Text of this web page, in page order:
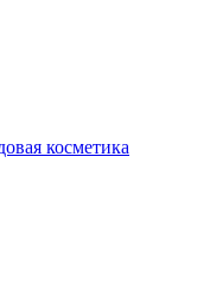
косметика